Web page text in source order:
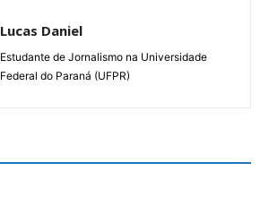
Lucas Daniel
Estudante de Jornalismo na Universidade
Federal do Paraná (UFPR)